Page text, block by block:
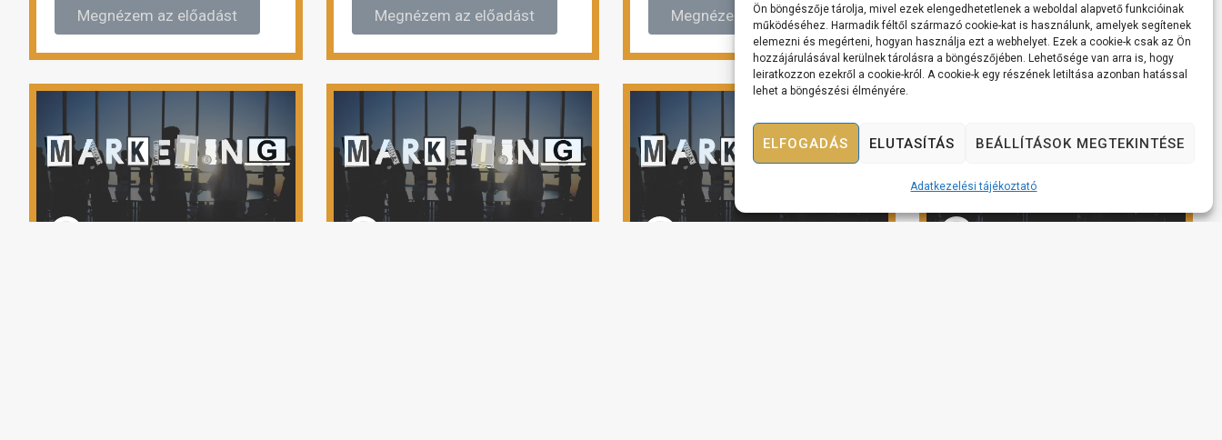
Ön böngészője tárolja, mivel ezek elengedhetetlenek a weboldal alapvető funkcióinak
működéséhez. Harmadik féltől származó cookie-kat is használunk, amelyek segítenek
elemezni és megérteni, hogyan használja ezt a webhelyet. Ezek a cookie-k csak az Ön
hozzájárulásával kerülnek tárolásra a böngészőjében. Lehetősége van arra is, hogy
leiratkozzon ezekről a cookie-król. A cookie-k egy részének letiltása azonban hatással
lehet a böngészési élményére.
ELFOGADÁS ELUTASÍTÁS BEÁLLÍTÁSOK MEGTEKINTÉSE
Adatkezelési tájékoztató
Megnézem az előadást Megnézem az előadást Megnézem az előadást Megnézem az előadást